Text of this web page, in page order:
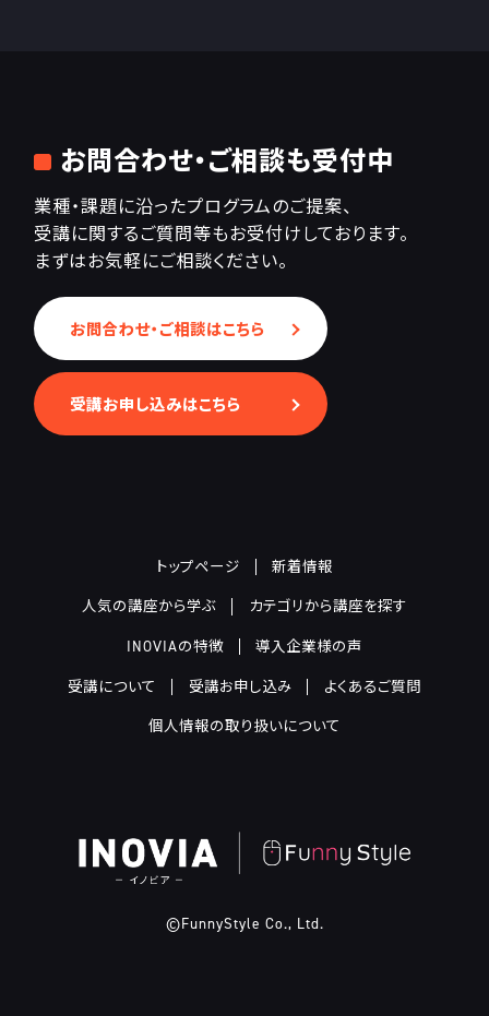
お問合わせ・ご相談も受付中
業種・課題に沿ったプログラムのご提案、
受講に関するご質問等もお受付けしております。
まずはお気軽にご相談ください。
お問合わせ・ご相談はこちら
受講お申し込みはこちら
トップページ 新着情報
人気の講座から学ぶ カテゴリから講座を探す
INOVIAの特徴 導入企業様の声
受講について 受講お申し込み よくあるご質問
個人情報の取り扱いについて
©FunnyStyle Co., Ltd.